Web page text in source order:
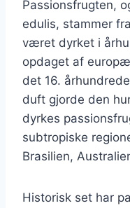
Passionsfrugten,
edulis, stammer
været dyrket i
opdaget af
det 16.
duft gjorde den
dyrkes
subtropiske
Brasilien,
Historisk set har